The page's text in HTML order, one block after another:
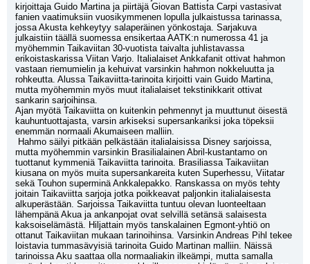
kirjoittaja Guido Martina ja piirtäjä Giovan Battista Carpi vastasivat
fanien vaatimuksiin vuosikymmenen lopulla julkaistussa tarinassa,
jossa Akusta kehkeytyy salaperäinen yönkostaja. Sarjakuva
julkaistiin täällä suomessa ensikertaa AATK:n numerossa 41 ja
myöhemmin Taikaviitan 30-vuotista taivalta juhlistavassa
erikoistaskarissa Viitan Varjo. Italialaiset Ankkafanit ottivat hahmon
vastaan riemumielin ja kehuivat varsinkin hahmon nokkeluutta ja
rohkeutta. Alussa Taikaviitta-tarinoita kirjoitti vain Guido Martina,
mutta myöhemmin myös muut italialaiset tekstinikkarit ottivat
sankarin sarjoihinsa.
Ajan myötä Taikaviitta on kuitenkin pehmennyt ja muuttunut öisestä
kauhuntuottajasta, varsin arkiseksi supersankariksi joka töpeksii
enemmän normaali Akumaiseen malliin.
mutta myöhemmin varsinkin Brasilialainen Abril-kustantamo on
tuottanut kymmeniä Taikaviitta tarinoita. Brasiliassa Taikaviitan
kiusana on myös muita supersankareita kuten Superhessu, Viitatar
sekä Touhon superminä Ankkalepakko. Ranskassa on myös tehty
joitain Taikaviitta sarjoja jotka poikkeavat paljonkin italialaisesta
alkuperästään. Sarjoissa Taikaviitta tuntuu olevan luonteeltaan
lähempänä Akua ja ankanpojat ovat selvillä setänsä salaisesta
kaksoiselämästä. Hiljattain myös tanskalainen Egmont-yhtiö on
ottanut Taikaviitan mukaan tarinoihinsa. Varsinkin Andreas Pihl tekee
loistavia tummasävyisiä tarinoita Guido Martinan malliin. Näissä
tarinoissa Aku saattaa olla normaaliakin ilkeämpi, mutta samalla